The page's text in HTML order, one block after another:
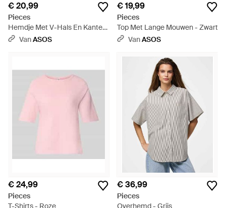
€ 20,99
Pieces
Hemdje Met V-Hals En Kanten
Rand - Bruin
VanASOS
€ 19,99
Pieces
Top Met Lange Mouwen - Zwart
VanASOS
€ 24,99
Pieces
T-Shirts - Roze
€ 36,99
Pieces
Overhemd - Grijs